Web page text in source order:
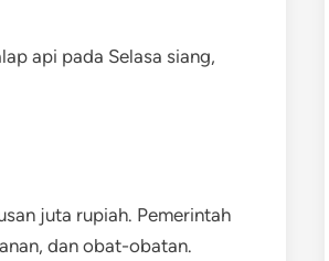
api pada Selasa siang,
juta rupiah. Pemerintah
dan obat-obatan.